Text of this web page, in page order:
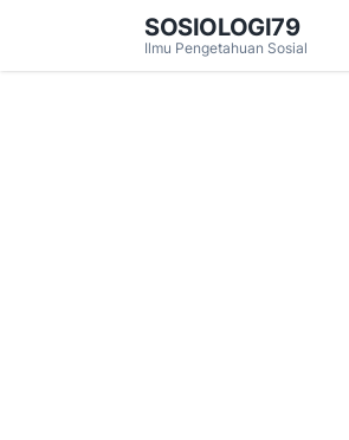
SOSIOLOGI79
Ilmu Pengetahuan Sosial